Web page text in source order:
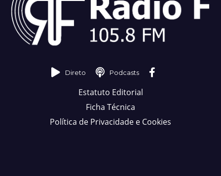
Direto Podcasts
Estatuto Editorial
Ficha Técnica
Política de Privacidade e Cookies